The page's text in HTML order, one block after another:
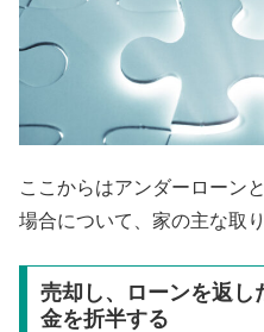
ここからはアンダーローン
場合について、家の主な取
売却し、ローンを返し
金を折半する